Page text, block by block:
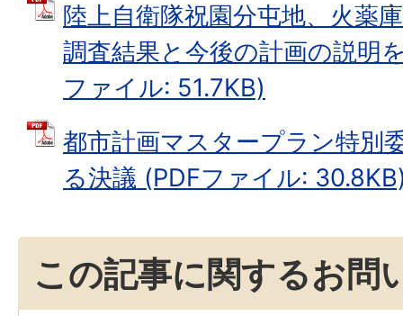
陸上自衛隊祝園分屯地、火薬
調査結果と今後の計画の説明
ファイル: 51.7KB)
都市計画マスタープラン特別
る決議 (PDFファイル:
この記事に関するお問